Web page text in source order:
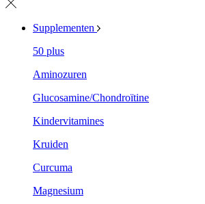
Supplementen
50 plus
Aminozuren
Glucosamine/Chondroïtine
Kindervitamines
Kruiden
Curcuma
Magnesium